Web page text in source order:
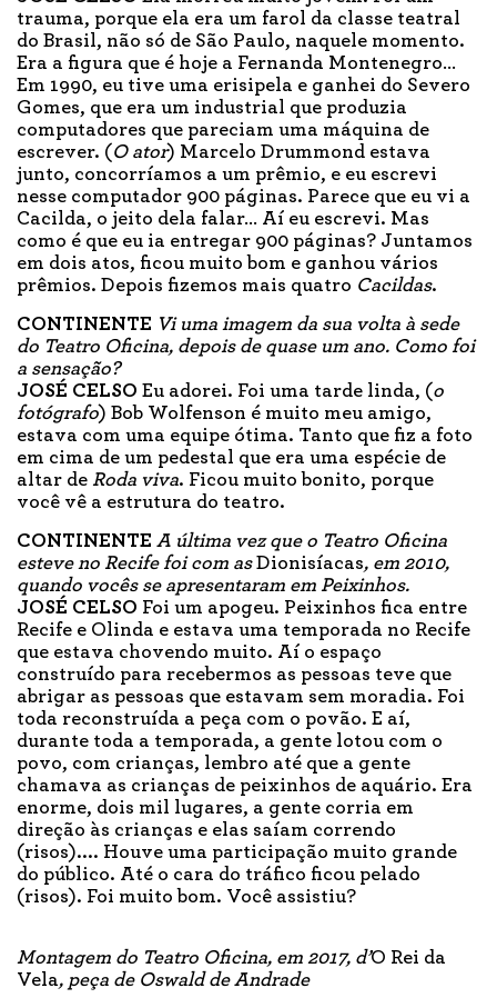
trauma, porque ela era um farol da classe teatral
do Brasil, não só de São Paulo, naquele momento.
Era a figura que é hoje a Fernanda Montenegro…
Em 1990, eu tive uma erisipela e ganhei do Severo
Gomes, que era um industrial que produzia
computadores que pareciam uma máquina de
escrever. ( O ator) Marcelo Drummond estava
junto, concorríamos a um prêmio, e eu escrevi
nesse computador 900 páginas. Parece que eu vi a
Cacilda, o jeito dela falar… Aí eu escrevi. Mas
como é que eu ia entregar 900 páginas? Juntamos
em dois atos, ficou muito bom e ganhou vários
prêmios. Depois fizemos mais quatro Cacildas.
CONTINENTE Vi uma imagem da sua volta à sede
do Teatro Oficina, depois de quase um ano. Como foi
a sensação?
JOSÉ CELSO Eu adorei. Foi uma tarde linda, (o
fotógrafo) Bob Wolfenson é muito meu amigo,
estava com uma equipe ótima. Tanto que fiz a foto
em cima de um pedestal que era uma espécie de
altar de Roda viva. Ficou muito bonito, porque
você vê a estrutura do teatro.
CONTINENTE A última vez que o Teatro Oficina
esteve no Recife foi com asDionisíacas, em 2010,
quando vocês se apresentaram em Peixinhos.
JOSÉ CELSO Foi um apogeu. Peixinhos fica entre
Recife e Olinda e estava uma temporada no Recife
que estava chovendo muito. Aí o espaço
construído para recebermos as pessoas teve que
abrigar as pessoas que estavam sem moradia. Foi
toda reconstruída a peça com o povão. E aí,
durante toda a temporada, a gente lotou com o
povo, com crianças, lembro até que a gente
chamava as crianças de peixinhos de aquário. Era
enorme, dois mil lugares, a gente corria em
direção às crianças e elas saíam correndo
(risos).... Houve uma participação muito grande
do público. Até o cara do tráfico ficou pelado
(risos). Foi muito bom. Você assistiu?
Montagem do Teatro Oficina, em 2017, d’O Rei da
Vela, peça de Oswald de Andrade